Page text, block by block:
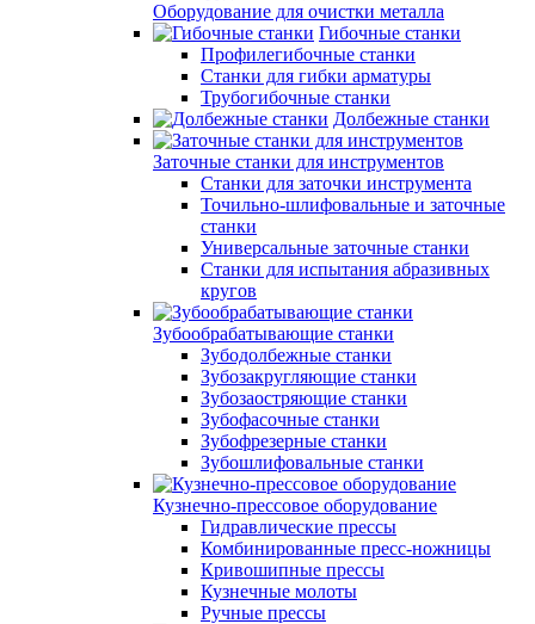
Оборудование для очистки металла
Гибочные станки
Профилегибочные станки
Станки для гибки арматуры
Трубогибочные станки
Долбежные станки
Заточные станки для инструментов
Станки для заточки инструмента
Точильно-шлифовальные и заточные
станки
Универсальные заточные станки
Станки для испытания абразивных
кругов
Зубообрабатывающие станки
Зубодолбежные станки
Зубозакругляющие станки
Зубозаостряющие станки
Зубофасочные станки
Зубофрезерные станки
Зубошлифовальные станки
Кузнечно-прессовое оборудование
Гидравлические прессы
Комбинированные пресс-ножницы
Кривошипные прессы
Кузнечные молоты
Ручные прессы